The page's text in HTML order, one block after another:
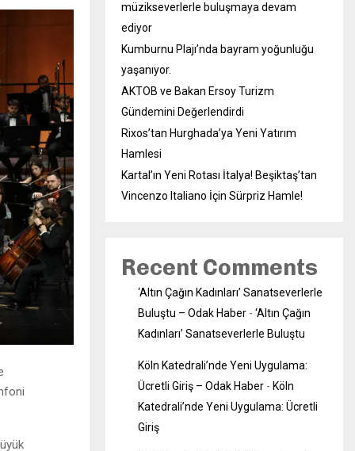
müzikseverlerle buluşmaya devam
ediyor
Kumburnu Plajı’nda bayram yoğunluğu
yaşanıyor.
AKTOB ve Bakan Ersoy Turizm
Gündemini Değerlendirdi
Rixos’tan Hurghada’ya Yeni Yatırım
Hamlesi
Kartal’ın Yeni Rotası İtalya! Beşiktaş’tan
Vincenzo Italiano İçin Sürpriz Hamle!
Recent Comments
‘Altın Çağın Kadınları’ Sanatseverlerle
Buluştu – Odak Haber - ‘Altın Çağın
Kadınları’ Sanatseverlerle Buluştu
Köln Katedrali’nde Yeni Uygulama:
Ücretli Giriş – Odak Haber - Köln
Katedrali’nde Yeni Uygulama: Ücretli
Giriş